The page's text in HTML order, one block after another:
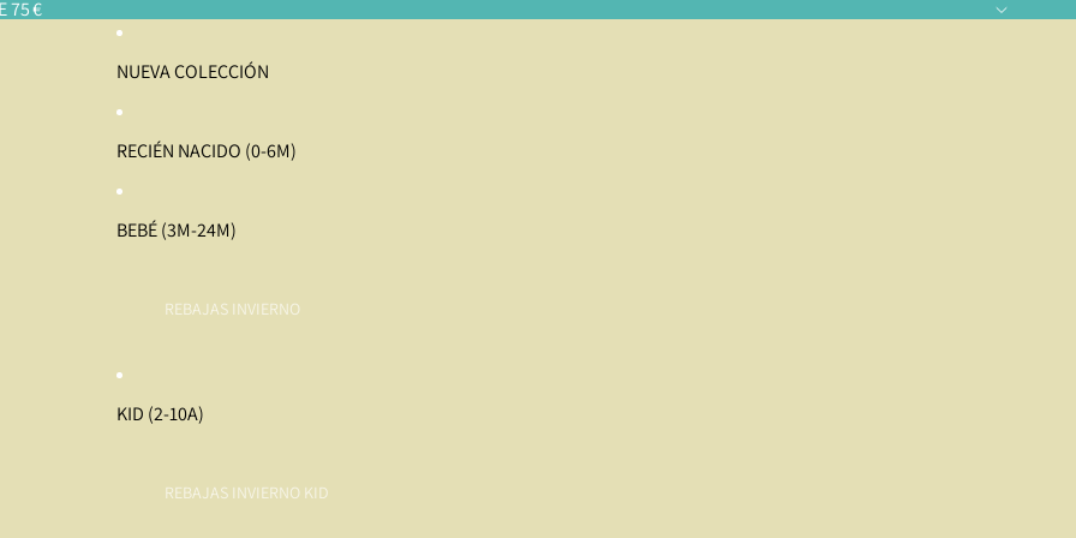
75 €
NUEVA COLECCIÓN
RECIÉN NACIDO (0-6M)
BEBÉ (3M-24M)
REBAJAS INVIERNO
KID (2-10A)
REBAJAS INVIERNO KID